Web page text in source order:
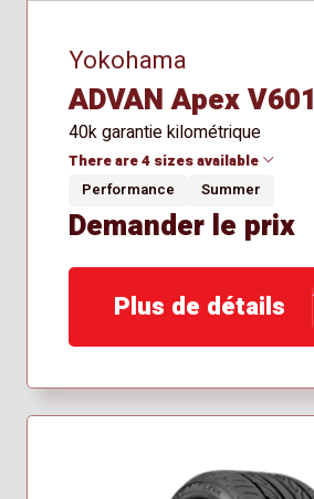
Yokohama
ADVAN Apex V601
40k garantie kilométrique
There are 4 sizes available
225/40R18
265/35R20
Performance Summer
Demander le prix
Plus de détails